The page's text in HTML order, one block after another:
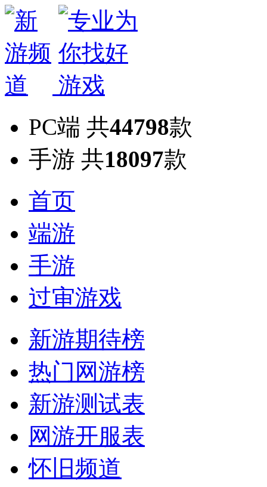
PC端 共44798款
手游 共18097款
首页
端游
手游
过审游戏
新游期待榜
热门网游榜
新游测试表
网游开服表
怀旧频道